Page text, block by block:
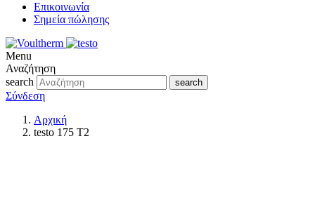
Επικοινωνία
Σημεία πώλησης
Menu
Αναζήτηση
search
search
Σύνδεση
Αρχική
testo 175 T2